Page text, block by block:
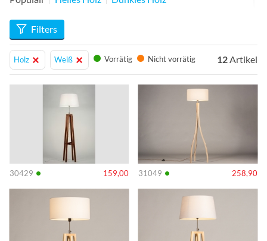
Filters
Holz Weiß Vorrätig Nicht vorrätig 12Artikel
30429 • 159,00
Info
31049 • 258,90
Info
Info Info